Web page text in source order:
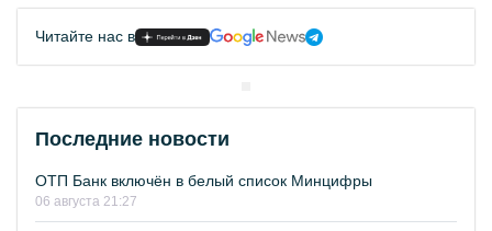
Читайте нас в
Последние новости
ОТП Банк включён в белый список Минцифры
06 августа 21:27